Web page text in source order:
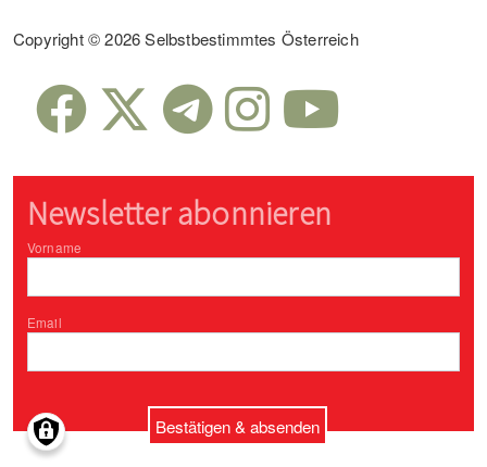
Copyright © 2026 Selbstbestimmtes Österreich
Newsletter abonnieren
Vorname
Email
Bestätigen & absenden